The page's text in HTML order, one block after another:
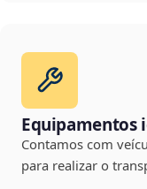
Equipamentos
Contamos com
para realizar o